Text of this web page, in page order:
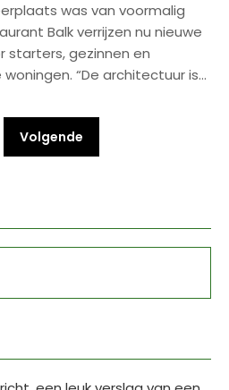
was van voormalig
Balk verrijzen nu nieuwe
starters, gezinnen en
“De architectuur is…
Volgende